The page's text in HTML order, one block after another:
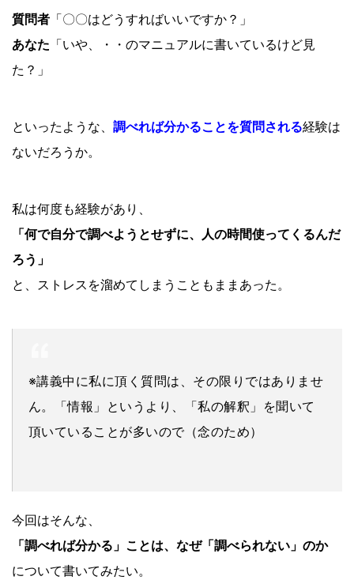
質問者 「〇〇はどうすればいいですか？」
あなた 「いや、・・のマニュアルに書いているけど見
た？」
といったような、 調べれば分かることを質問される経験は
ないだろうか。
私は何度も経験があり、
「何で自分で調べようとせずに、人の時間使ってくるんだ
ろう」
と、ストレスを溜めてしまうこともままあった。
※講義中に私に頂く質問は、その限りではありませ
ん。「情報」というより、「私の解釈」を聞いて
頂いていることが多いので（念のため）
今回はそんな、
「調べれば分かる」ことは、なぜ「調べられない」のか
について書いてみたい。